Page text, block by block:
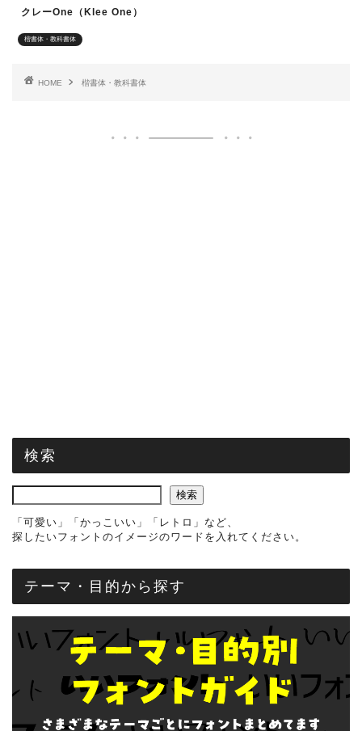
楷書体・教科書体
クレーOne（Klee One）
HOME 楷書体・教科書体
検索
検索
「可愛い」「かっこいい」「レトロ」など、
探したいフォントのイメージのワードを入れてください。
テーマ・目的から探す